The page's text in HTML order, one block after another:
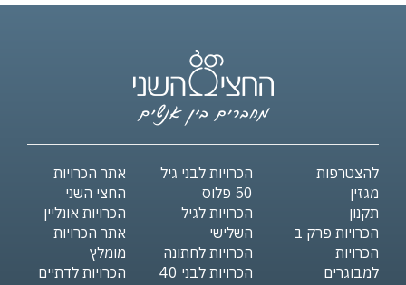
אתר הכרויות
החצי השני
הכרויות אונליין
אתר הכרויות
מומלץ
הכרויות לדתיים
הכרויות לבני גיל
50 פלוס
הכרויות לגיל
השלישי
הכרויות לחתונה
הכרויות לבני 40
להצטרפות
מגזין
תקנון
הכרויות פרק ב
הכרויות
למבוגרים